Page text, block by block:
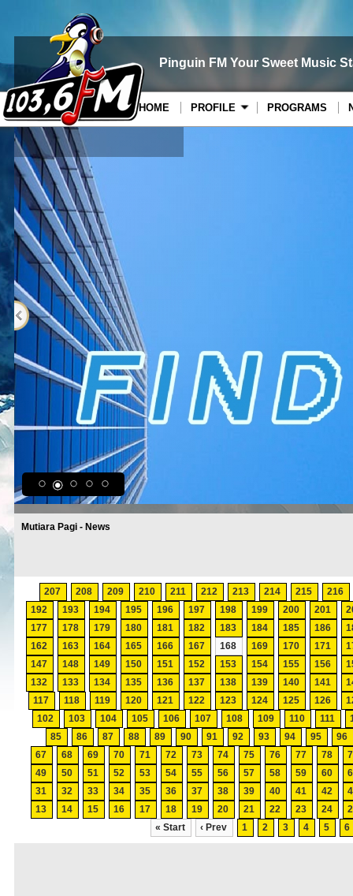
Pinguin FM Your Sweet Music
PROGRAMS
PROFILE
HOME
Mutiara Pagi - News
216
215
214
213
212
211
210
209
208
207
201
200
199
198
197
196
195
194
193
192
186
185
184
183
182
181
180
179
178
177
171
170
169
168
167
166
165
164
163
162
156
155
154
153
152
151
150
149
148
147
141
140
139
138
137
136
135
134
133
132
126
125
124
123
122
121
120
119
118
117
111
110
109
108
107
106
105
104
103
102
96
95
94
93
92
91
90
89
88
87
86
85
78
77
76
75
74
73
72
71
70
69
68
67
60
59
58
57
56
55
54
53
52
51
50
49
42
41
40
39
38
37
36
35
34
33
32
31
24
23
22
21
20
19
18
17
16
15
14
13
6
5
4
3
2
1
‹ Prev
« Start